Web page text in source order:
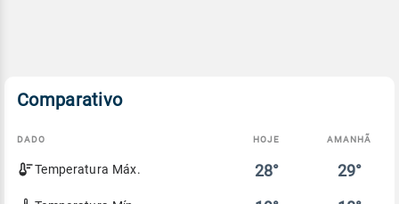
Comparativo
Comparativo
entre
DADO HOJE AMANHÃ
Temperatura Máx. 28° 29°